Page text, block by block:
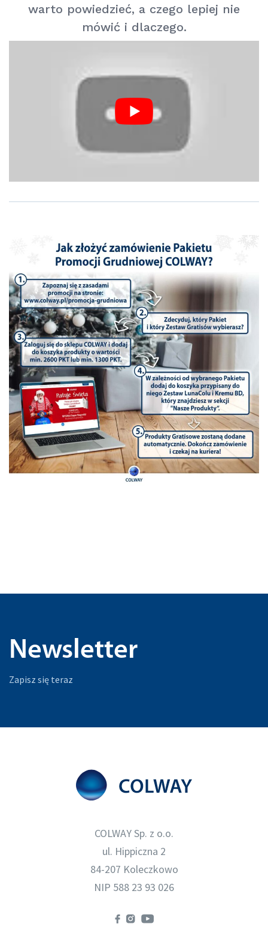
warto powiedzieć, a czego lepiej nie
mówić i dlaczego.
Newsletter
Zapisz się teraz
COLWAY Sp. z o.o.
ul. Hippiczna 2
84-207 Koleczkowo
NIP 588 23 93 026